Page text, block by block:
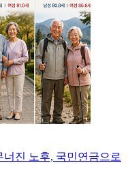
진 노후, 국민연금으로